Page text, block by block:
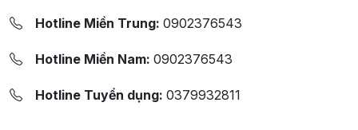
Hotline Miền Trung: 0902376543
Hotline Miền Nam: 0902376543
Hotline Tuyển dụng: 0379932811